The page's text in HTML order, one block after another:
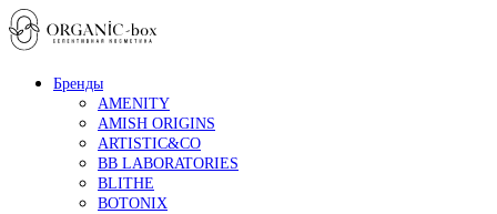
Бренды
AMENITY
AMISH ORIGINS
ARTISTIC&CO
BB LABORATORIES
BLITHE
BOTONIX